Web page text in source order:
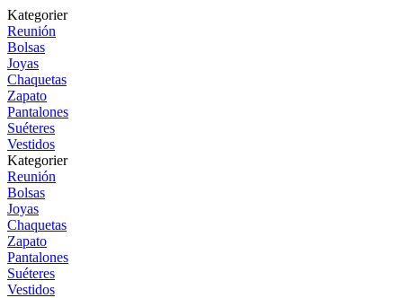
Kategorier
Reunión
Bolsas
Joyas
Chaquetas
Zapato
Pantalones
Suéteres
Vestidos
Kategorier
Reunión
Bolsas
Joyas
Chaquetas
Zapato
Pantalones
Suéteres
Vestidos